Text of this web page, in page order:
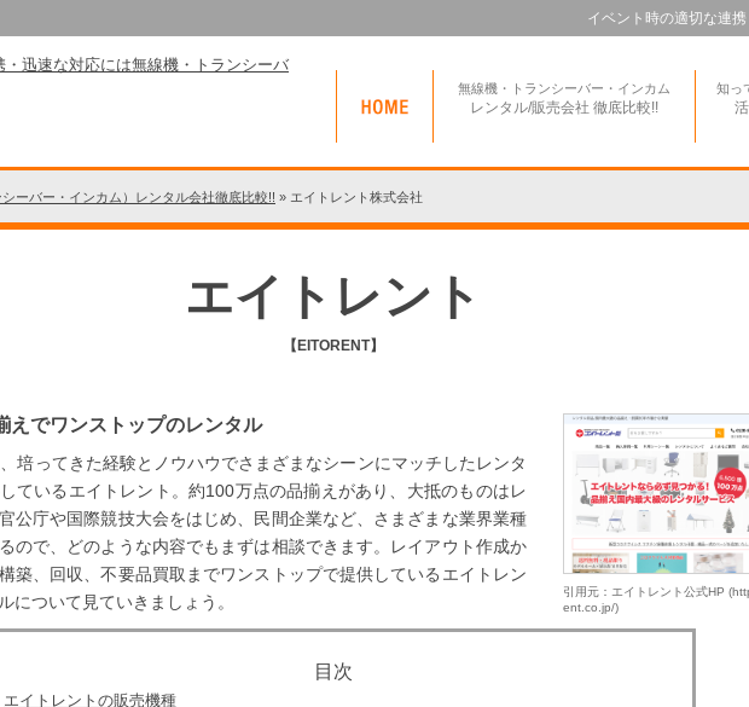
無線機・トランシーバー・インカム
レンタル/販売会社 徹底比較!!
知っ
イベント時の適切な連
ーバー・インカム）レンタル会社徹底比較!! » エイトレント株式会社
エイトレント
【EITORENT】
引用元：エイトレント公式HP
ent.co.jp/)
えでワンストップのレンタル
培ってきた経験とノウハウでさまざまなシーンにマッチしたレンタ
ているエイトレント。約100万点の品揃えがあり、大抵のものはレ
公庁や国際競技大会をはじめ、民間企業など、さまざまな業界業種
ので、どのような内容でもまずは相談できます。レイアウト作成か
築、回収、不要品買取までワンストップで提供しているエイトレン
について見ていきましょう。
エイトレントの販売機種